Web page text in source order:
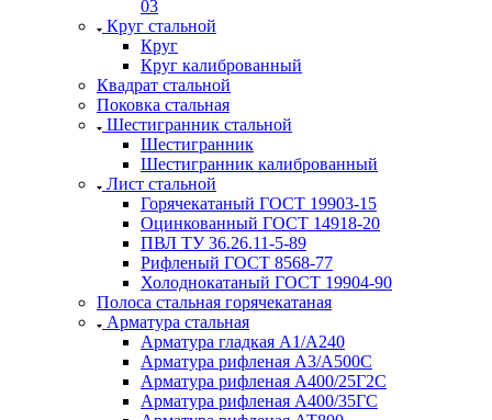
03
Круг стальной
Круг
Круг калиброванный
Квадрат стальной
Поковка стальная
Шестигранник стальной
Шестигранник
Шестигранник калиброванный
Лист стальной
Горячекатаный ГОСТ 19903-15
Оцинкованный ГОСТ 14918-20
ПВЛ ТУ 36.26.11-5-89
Рифленый ГОСТ 8568-77
Холоднокатаный ГОСТ 19904-90
Полоса стальная горячекатаная
Арматура стальная
Арматура гладкая А1/А240
Арматура рифленая А3/А500С
Арматура рифленая А400/25Г2С
Арматура рифленая А400/35ГС